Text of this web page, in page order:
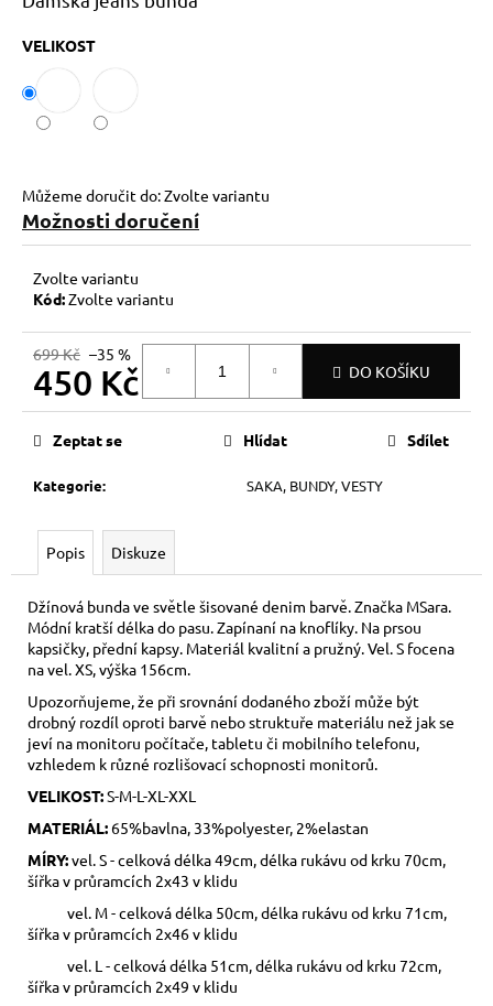
VELIKOST
Můžeme doručit do:Zvolte variantu
Možnosti doručení
Zvolte variantu
Kód:Zvolte variantu
699 Kč –35 %
450 Kč
Měrná
DO KOŠÍKU
Kategorie: SAKA, BUNDY, VESTY
Zeptat se Hlídat Sdílet
Popis Diskuze
Džínová bunda ve světle šisované denim barvě. Značka MSara.
Módní kratší délka do pasu. Zapínaní na knoflíky. Na prsou
kapsičky, přední kapsy. Materiál kvalitní a pružný. Vel. S focena
na vel. XS, výška 156cm.
Upozorňujeme, že při srovnání dodaného zboží může být
drobný rozdíl oproti barvě nebo struktuře materiálu než jak se
jeví na monitoru počítače, tabletu či mobilního telefonu,
vzhledem k různé rozlišovací schopnosti monitorů.
VELIKOST:S-M-L-XL-XXL
MATERIÁL: 65%bavlna, 33%polyester, 2%elastan
MÍRY:vel. S - celková délka 49cm, délka rukávu od krku 70cm,
šířka v průramcích 2x43 v klidu
vel. M - celková délka 50cm, délka rukávu od krku 71cm,
šířka v průramcích 2x46 v klidu
vel. L - celková délka 51cm, délka rukávu od krku 72cm,
šířka v průramcích 2x49 v klidu
j
m